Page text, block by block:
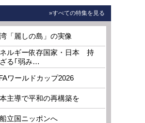
»すべての特集を見る
「麗しの島」の実像
ルギー依存国家・日本 持
る｢弱み…
ワールドカップ2026
主導で平和の再構築を
立国ニッポンへ